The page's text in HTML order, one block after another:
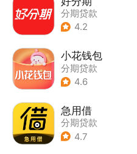
分期贷款
4.2
小花钱包
分期贷款
4.6
急用借
分期贷款
4.7